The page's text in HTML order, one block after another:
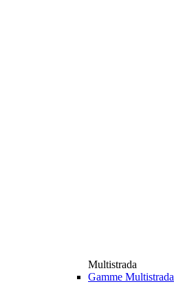
Multistrada
Gamme Multistrada